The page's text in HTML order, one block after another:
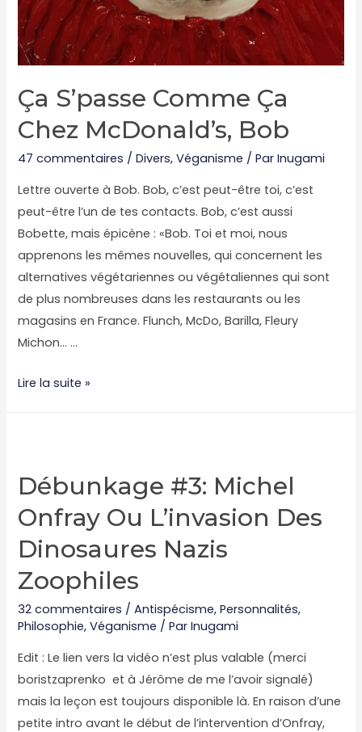
Ça S’passe Comme Ça
Chez McDonald’s, Bob
47 commentaires /Divers,Véganisme / ParInugami
Lettre ouverte à Bob. Bob, c’est peut-être toi, c’est
peut-être l’un de tes contacts. Bob, c’est aussi
Bobette, mais épicène : «Bob. Toi et moi, nous
apprenons les mêmes nouvelles, qui concernent les
alternatives végétariennes ou végétaliennes qui sont
de plus nombreuses dans les restaurants ou les
magasins en France. Flunch, McDo, Barilla, Fleury
Michon… …
Ça
McDonald’s,
Bob
Lire la suite »
Débunkage #3: Michel
Onfray Ou L’invasion Des
Dinosaures Nazis
Zoophiles
32 commentaires /Antispécisme,Personnalités,
Philosophie,Véganisme / ParInugami
Edit : Le lien vers la vidéo n’est plus valable (merci
boristzaprenko et à Jérôme de me l’avoir signalé)
mais la leçon est toujours disponible là. En raison d’une
petite intro avant le début de l’intervention d’Onfray,